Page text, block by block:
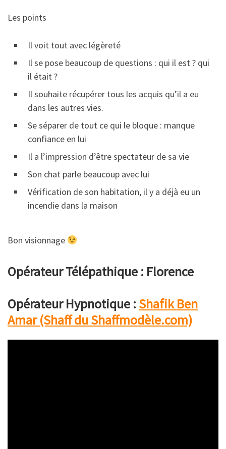
Les points
Il voit tout avec légèreté
Il se pose beaucoup de questions : qui il est ? qui
il était ?
Il souhaite récupérer tous les acquis qu’il a eu
dans les autres vies.
Se séparer de tout ce qui le bloque : manque
confiance en lui
Il a l’impression d’être spectateur de sa vie
Son chat parle beaucoup avec lui
Vérification de son habitation, il y a déjà eu un
incendie dans la maison
Bon visionnage
Opérateur Télépathique : Florence
Opérateur Hypnotique : Shafik Ben
Amar (Shaff du Shaffmodèle.com)